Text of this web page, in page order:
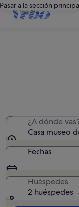
Pasar a la sección
¿A dónde
Casa museo
Fechas
Huéspedes
2 huéspedes